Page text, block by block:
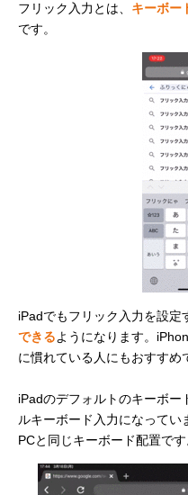
フリック入力とは、 キーボー
です。
iPadでもフリック入力を設定
できるようになります。
に慣れている人にもおすすめ
iPadのデフォルトのキーボー
ルキーボード入力になってい
PCと同じキーボード配置です